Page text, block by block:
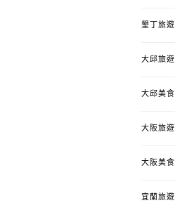
墾丁旅遊
大邱旅遊
大邱美食
大阪旅遊
大阪美食
宜蘭旅遊